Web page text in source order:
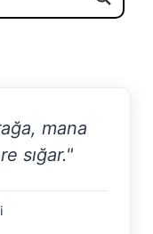
mana
sığar."